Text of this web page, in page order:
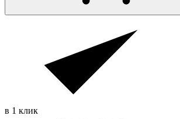
в 1 клик